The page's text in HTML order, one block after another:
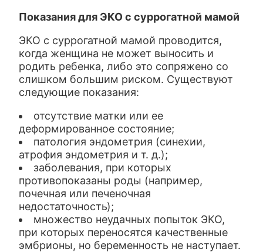
Показания для ЭКО с суррогатной мамой
ЭКО с суррогатной мамой проводится,
когда женщина не может выносить и
родить ребенка, либо это сопряжено со
слишком большим риском. Существуют
следующие показания:
отсутствие матки или ее
деформированное состояние;
патология эндометрия (синехии,
атрофия эндометрия и т. д.);
заболевания, при которых
противопоказаны роды (например,
почечная или печеночная
недостаточность);
множество неудачных попыток ЭКО,
при которых переносятся качественные
эмбрионы, но беременность не наступает.